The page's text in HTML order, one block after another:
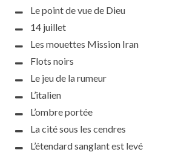
Le point de vue de Dieu
14 juillet
Les mouettes Mission Iran
Flots noirs
Le jeu de la rumeur
L’italien
L’ombre portée
La cité sous les cendres
L’étendard sanglant est levé